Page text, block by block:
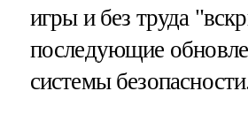
игры и без труда
последующие
системы